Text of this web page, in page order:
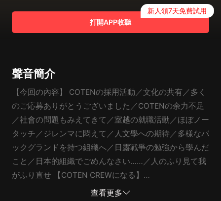
たちの採用活動【COTEN RADIO】
打開APP收聽
新人領7天免費試用
聲音簡介
【今回の內容】 COTENの採用活動／文化の共有／多く
のご応募ありがとうございました／COTENの余力不足
／社會の問題もみえてきて／室越の就職活動／ほぼノー
タッチ／ジレンマに悶えて／人文學への期待／多様なバ
ックグランドを持つ組織へ／日露戦爭の勉強から學んだ
こと／日本的組織でごめんなさい……／人のふり見て我
がふり直せ 【COTEN CREWになる】
http://www.cotenradio.fm/support 【イベント&キャン
查看更多